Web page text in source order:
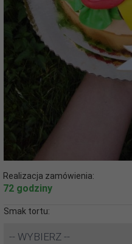
Realizacja zamówienia:
72 godziny
Smak tortu:
-- WYBIERZ --